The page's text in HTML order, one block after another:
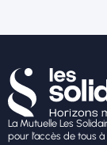
La Mutuelle Les
pour l’accès de tous à